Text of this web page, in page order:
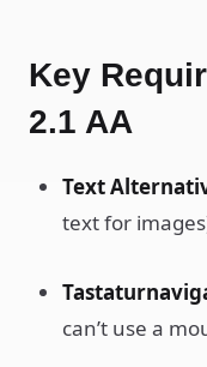
Key
2.1 AA
Text
text for
can’t use a